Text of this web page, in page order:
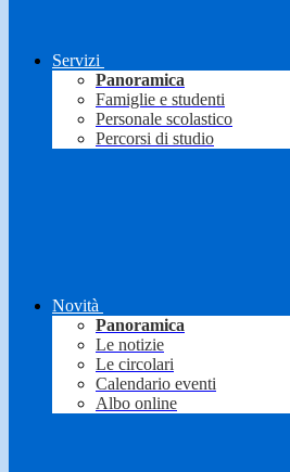
Servizi
Panoramica
Famiglie e studenti
Personale scolastico
Percorsi di studio
Novità
Panoramica
Le notizie
Le circolari
Calendario eventi
Albo online